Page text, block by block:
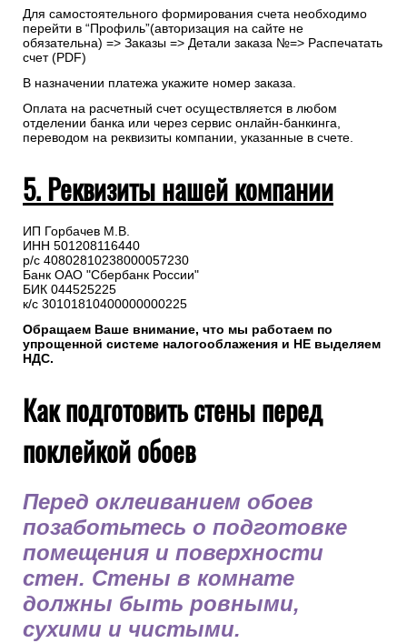
Для самостоятельного формирования счета необходимо
перейти в “Профиль”(авторизация на сайте не
обязательна) => Заказы => Детали заказа №=> Распечатать
счет (PDF)
В назначении платежа укажите номер заказа.
Оплата на расчетный счет осуществляется в любом
отделении банка или через сервис онлайн-банкинга,
переводом на реквизиты компании, указанные в счете.
5. Реквизиты нашей компании
ИП Горбачев М.В.
ИНН 501208116440
р/с 40802810238000057230
Банк ОАО "Сбербанк России"
БИК 044525225
к/с 30101810400000000225
Обращаем Ваше внимание, что мы работаем по
упрощенной системе налогооблажения и НЕ выделяем
НДС.
Как подготовить стены перед
поклейкой обоев
Перед оклеиванием обоев
позаботьтесь о подготовке
помещения и поверхности
стен. Стены в комнате
должны быть ровными,
сухими и чистыми.